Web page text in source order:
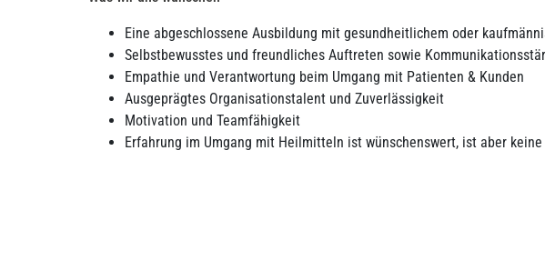
Eine abgeschlossene Ausbildung mit gesundheitlichem oder
Selbstbewusstes und freundliches Auftreten sowie
Empathie und Verantwortung beim Umgang mit Patienten & Kunden
Ausgeprägtes Organisationstalent und Zuverlässigkeit
Motivation und Teamfähigkeit
Erfahrung im Umgang mit Heilmitteln ist wünschenswert, ist aber